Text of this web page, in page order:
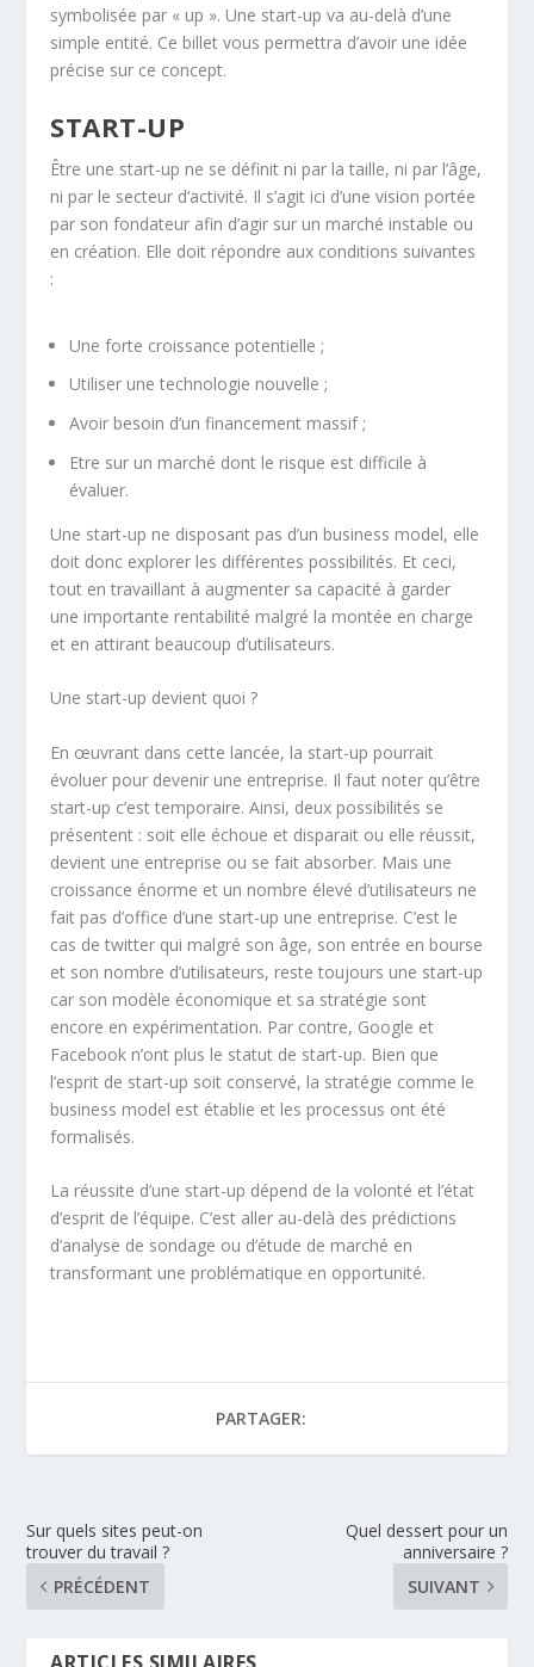
symbolisée par « up ». Une start-up va au-delà d’une
simple entité. Ce billet vous permettra d’avoir une idée
précise sur ce concept.
START-UP
Être une start-up ne se définit ni par la taille, ni par l’âge,
ni par le secteur d’activité. Il s’agit ici d’une vision portée
par son fondateur afin d’agir sur un marché instable ou
en création. Elle doit répondre aux conditions suivantes
:
Une forte croissance potentielle ;
Utiliser une technologie nouvelle ;
Avoir besoin d’un financement massif ;
Etre sur un marché dont le risque est difficile à
évaluer.
Une start-up ne disposant pas d’un business model, elle
doit donc explorer les différentes possibilités. Et ceci,
tout en travaillant à augmenter sa capacité à garder
une importante rentabilité malgré la montée en charge
et en attirant beaucoup d’utilisateurs.
Une start-up devient quoi ?
En œuvrant dans cette lancée, la start-up pourrait
évoluer pour devenir une entreprise. Il faut noter qu’être
start-up c’est temporaire. Ainsi, deux possibilités se
présentent : soit elle échoue et disparait ou elle réussit,
devient une entreprise ou se fait absorber. Mais une
croissance énorme et un nombre élevé d’utilisateurs ne
fait pas d’office d’une start-up une entreprise. C’est le
cas de twitter qui malgré son âge, son entrée en bourse
et son nombre d’utilisateurs, reste toujours une start-up
car son modèle économique et sa stratégie sont
encore en expérimentation. Par contre, Google et
Facebook n’ont plus le statut de start-up. Bien que
l’esprit de start-up soit conservé, la stratégie comme le
business model est établie et les processus ont été
formalisés.
La réussite d’une start-up dépend de la volonté et l’état
d’esprit de l’équipe. C’est aller au-delà des prédictions
d’analyse de sondage ou d’étude de marché en
transformant une problématique en opportunité.
PARTAGER:
Sur quels sites peut-on
trouver du travail ?
PRÉCÉDENT
Quel dessert pour un
anniversaire ?
SUIVANT